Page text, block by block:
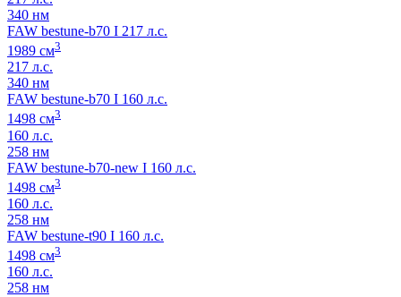
340 нм
FAW bestune-b70 I 217 л.с.
1989 см3
217 л.с.
340 нм
FAW bestune-b70 I 160 л.с.
1498 см3
160 л.с.
258 нм
FAW bestune-b70-new I 160 л.с.
1498 см3
160 л.с.
258 нм
FAW bestune-t90 I 160 л.с.
1498 см3
160 л.с.
258 нм